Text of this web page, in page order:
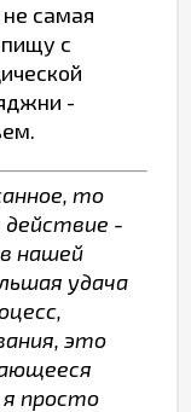
самая
с
-
то
действие -
нашей
удача
это
просто